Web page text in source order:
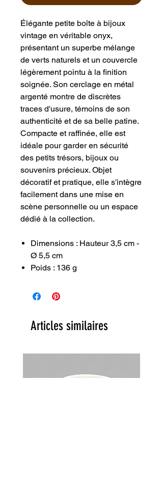
Élégante petite boîte à bijoux
vintage en véritable onyx,
présentant un superbe mélange
de verts naturels et un couvercle
légèrement pointu à la finition
soignée. Son cerclage en métal
argenté montre de discrètes
traces d'usure, témoins de son
authenticité et de sa belle patine.
Compacte et raffinée, elle est
idéale pour garder en sécurité
des petits trésors, bijoux ou
souvenirs précieux. Objet
décoratif et pratique, elle s'intègre
facilement dans une mise en
scène personnelle ou un espace
dédié à la collection.
Dimensions : Hauteur 3,5 cm -
Ø 5,5 cm
Poids : 136 g
Articles similaires